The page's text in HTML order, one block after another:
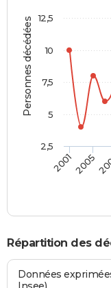
Personnes décédées
20012005
2,5
5
7,5
10
12,5
Répartition des
Données